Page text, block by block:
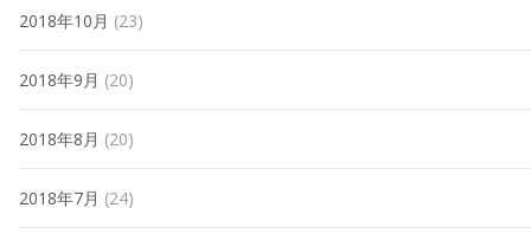
2018年10月 (23)
2018年9月 (20)
2018年8月 (20)
2018年7月 (24)